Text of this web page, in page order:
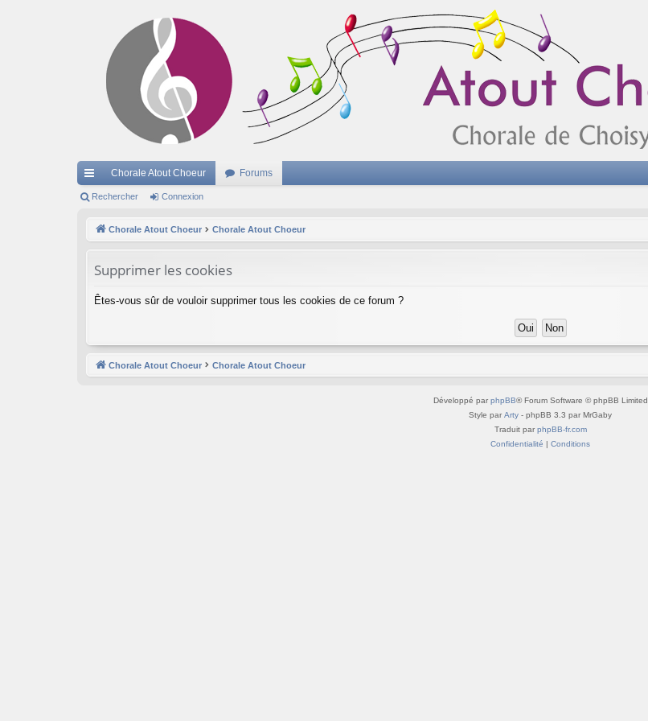
cc
Chorale Atout Choeur Forums
Rechercher Connexion
Chorale Atout Choeur Chorale Atout Choeur
Supprimer les cookies
Êtes-vous sûr de vouloir supprimer tous les cookies de ce forum ?
Chorale Atout Choeur Chorale Atout Choeur
Développé par phpBB® Forum Software © phpBB Limited
Style par Arty - phpBB 3.3 par MrGaby
Traduit par phpBB-fr.com
Confidentialité | Conditions